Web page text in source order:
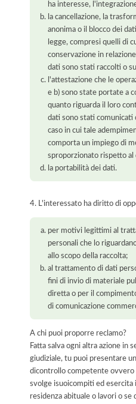
ha interesse,
la cancellazione, la
anonima o il blocco dei
legge, compresi quelli di
conservazione in
dati sono stati raccolti o
l'attestazione che le
e b) sono state portate a
quanto riguarda il loro
dati sono stati comunicati
caso in cui tale
comporta un impiego di
sproporzionato rispetto
la portabilità dei dati.
4. L'interessato ha diritto di
per motivi legittimi al
personali che lo
allo scopo della raccolta;
al trattamento di dati
fini di invio di materiale
diretta o per il
di comunicazione
A chi puoi proporre reclamo?
Fatta salva ogni altra azione in
giudiziale, tu puoi presentare
dicontrollo competente ovvero
svolge isuoicompiti ed esercita
residenza abituale o lavori o